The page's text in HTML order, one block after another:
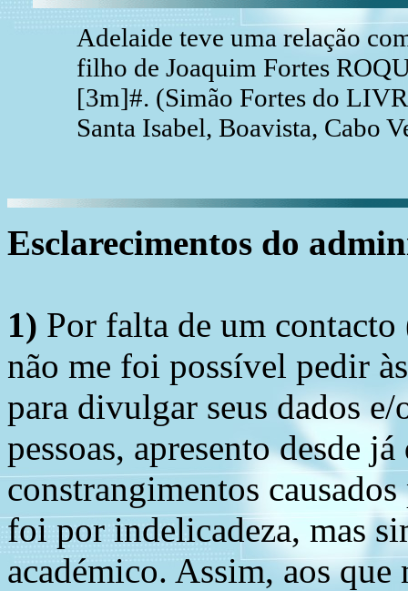
Adelaide teve uma relação
filho de Joaquim Fortes
[3m]#. (Simão Fortes do
Santa Isabel, Boavista, Cabo
Esclarecimentos do
1) Por falta de um
não me foi possível pedir
para divulgar seus dados
pessoas, apresento desde
constrangimentos
foi por indelicadeza, mas
académico. Assim, aos